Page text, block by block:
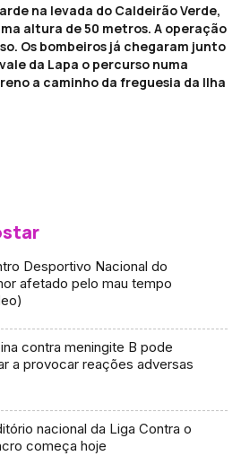
na levada do Caldeirão Verde,
altura de 50 metros. A operação
Os bombeiros já chegaram junto
da Lapa o percurso numa
a caminho da freguesia da Ilha
Desportivo Nacional do
afetado pelo mau tempo
contra meningite B pode
a provocar reações adversas
nacional da Liga Contra o
começa hoje